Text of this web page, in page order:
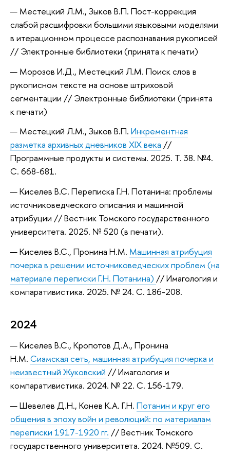
Местецкий Л.М., Зыков В.П. Пост-коррекция
слабой расшифровки большими языковыми моделями
в итерационном процессе распознавания рукописей
// Электронные библиотеки (принята к печати)
Морозов И.Д., Местецкий Л.М. Поиск слов в
рукописном тексте на основе штриховой
сегментации // Электронные библиотеки (принята
к печати)
Местецкий Л.М., Зыков В.П. Инкрементная
разметка архивных дневников XIX века //
Программные продукты и системы. 2025. Т. 38. №4.
С. 668-681.
Киселев В.С. Переписка Г.Н. Потанина: проблемы
источниковедческого описания и машинной
атрибуции // Вестник Томского государственного
университета. 2025. № 520 (в печати).
Киселев В.С., Пронина Н.М. Машинная атрибуция
почерка в решении источниковедческих проблем (на
материале переписки Г.Н. Потанина) // Имагология и
компаративистика. 2025. № 24. С. 186-208.
2024
Киселев В.С., Кропотов Д.А., Пронина
Н.М. Сиамская сеть, машинная атрибуция почерка и
неизвестный Жуковский // Имагология и
компаративистика. 2024. № 22. C. 156-179.
Шевелев Д.Н., Конев К.А. Г.Н. Потанин и круг его
общения в эпоху войн и революций: по материалам
переписки 1917-1920 гг. // Вестник Томского
государственного университета. 2024. №509. С.